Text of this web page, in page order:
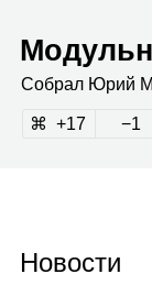
Собрал Юрий
17 1
Новости